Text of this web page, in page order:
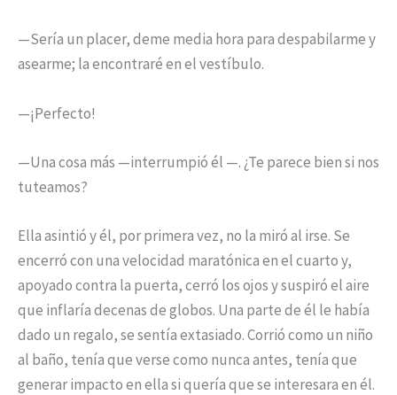
—Sería un placer, deme media hora para despabilarme y
asearme; la encontraré en el vestíbulo.
—¡Perfecto!
—Una cosa más —interrumpió él —. ¿Te parece bien si nos
tuteamos?
Ella asintió y él, por primera vez, no la miró al irse. Se
encerró con una velocidad maratónica en el cuarto y,
apoyado contra la puerta, cerró los ojos y suspiró el aire
que inflaría decenas de globos. Una parte de él le había
dado un regalo, se sentía extasiado. Corrió como un niño
al baño, tenía que verse como nunca antes, tenía que
generar impacto en ella si quería que se interesara en él.